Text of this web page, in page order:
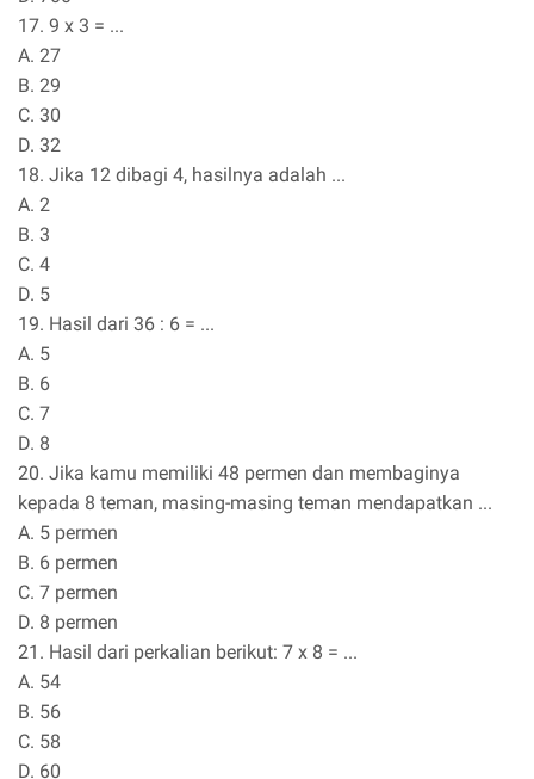
17. 9 x 3 = ...
A. 27
B. 29
C. 30
D. 32
18. Jika 12 dibagi 4, hasilnya adalah ...
A. 2
B. 3
C. 4
D. 5
19. Hasil dari 36 : 6 = ...
A. 5
B. 6
C. 7
D. 8
20. Jika kamu memiliki 48 permen dan membaginya
kepada 8 teman, masing-masing teman mendapatkan ...
A. 5 permen
B. 6 permen
C. 7 permen
D. 8 permen
21. Hasil dari perkalian berikut: 7 x 8 = ...
A. 54
B. 56
C. 58
D. 60